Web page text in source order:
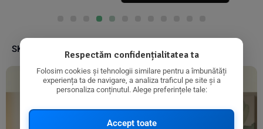
SKU: 5032722318380Respectăm confidențialitatea ta
Folosim cookies și tehnologii similare pentru a îmbunătăți
experiența ta de navigare, a analiza traficul pe site și a
personaliza conținutul. Alege preferințele tale:
Accept toate